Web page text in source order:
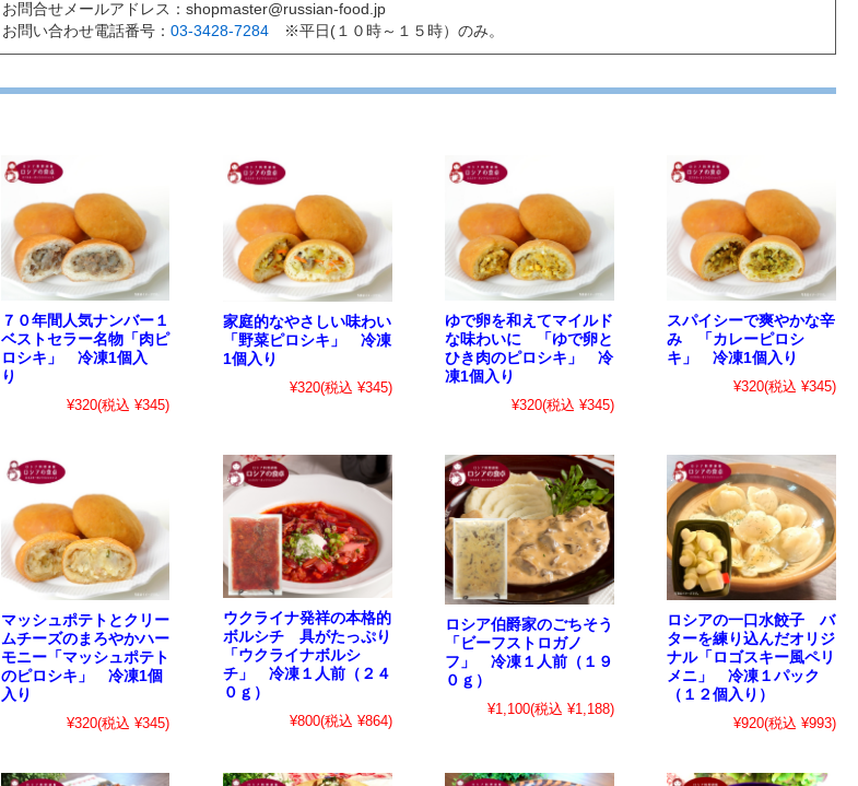
お問合せメールアドレス：shopmaster@russian-food.jp
お問い合わせ電話番号： 03-3428-7284※平日(１０時～１５時）のみ。
７０年間人気ナンバー１
ベストセラー名物「肉ピ
ロシキ」 冷凍1個入
り
¥320(税込 ¥345)
家庭的なやさしい味わい
「野菜ピロシキ」 冷凍
1個入り
¥320(税込 ¥345)
ゆで卵を和えてマイルド
な味わいに 「ゆで卵と
ひき肉のピロシキ」 冷
凍1個入り
¥320(税込 ¥345)
スパイシーで爽やかな辛
み 「カレーピロシ
キ」 冷凍1個入り
¥320(税込 ¥345)
マッシュポテトとクリー
ムチーズのまろやかハー
モニー「マッシュポテト
のピロシキ」 冷凍1個
入り
¥320(税込 ¥345)
ウクライナ発祥の本格的
ボルシチ 具がたっぷり
「ウクライナボルシ
チ」 冷凍１人前（２４
０ｇ）
¥800(税込 ¥864)
ロシア伯爵家のごちそう
「ビーフストロガノ
フ」 冷凍１人前（１９
０ｇ）
¥1,100(税込 ¥1,188)
ロシアの一口水餃子 バ
ターを練り込んだオリジ
ナル「ロゴスキー風ペリ
メニ」 冷凍１パック
（１２個入り）
¥920(税込 ¥993)